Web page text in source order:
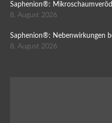
Saphenion®:
8. August 2026
Saphenion®: Nebenwirkungen
8. August 2026